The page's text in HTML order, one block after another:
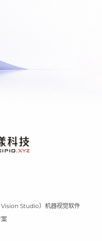
Studio）机器视觉软件